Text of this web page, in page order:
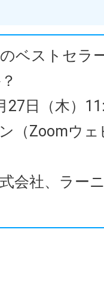
ベストセラ
27日（木）
（Zoomウェ
会社、ラー